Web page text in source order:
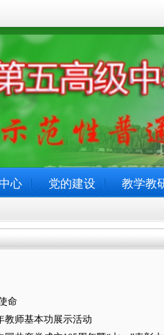
心 党的建设 教学教
命
教师基本功展示活动